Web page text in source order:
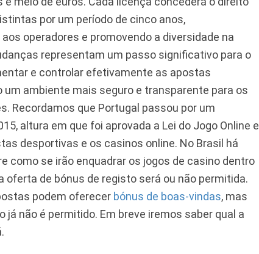
por um período de cinco anos,
operadores e promovendo a diversidade na
representam um passo significativo para o
e controlar efetivamente as apostas
um ambiente mais seguro e transparente para os
Recordamos que Portugal passou por um
altura em que foi aprovada a Lei do Jogo Online e
desportivas e os casinos online. No Brasil há
como se irão enquadrar os jogos de casino dentro
oferta de bónus de registo será ou não permitida.
podem oferecer bónus de boas-vindas, mas
já não é permitido. Em breve iremos saber qual a